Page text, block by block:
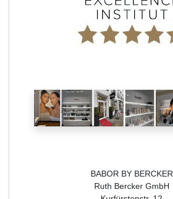
BABOR BY BERCKER
Ruth Bercker GmbH